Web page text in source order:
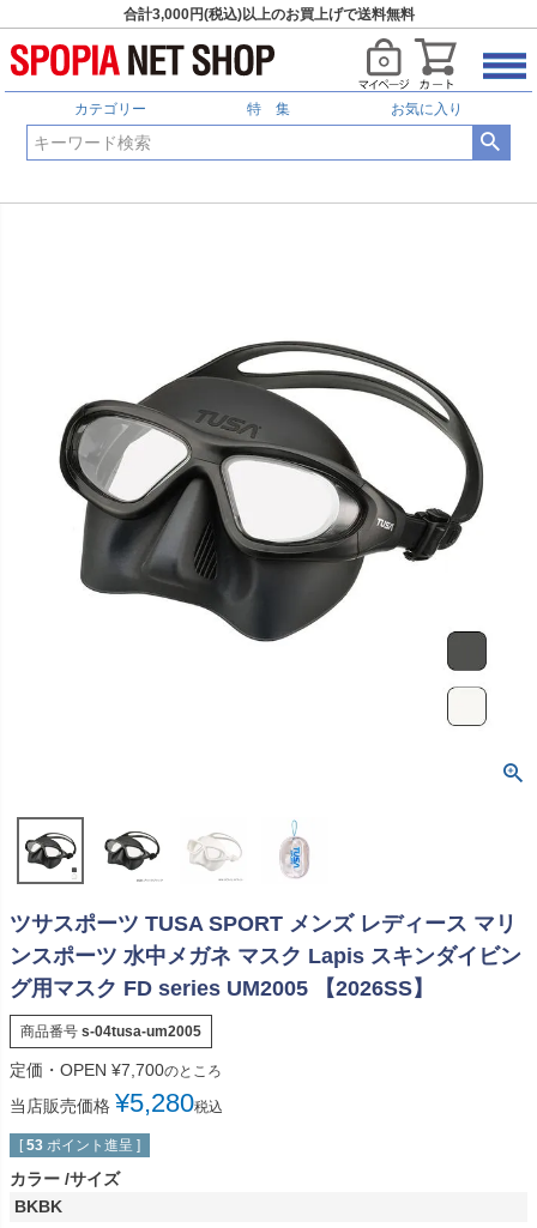
合計3,000円(税込)以上のお買上げで送料無料
カテゴリー 特 集 お気に入り
ツサスポーツ TUSA SPORT メンズ レディース マリ
ンスポーツ 水中メガネ マスク Lapis スキンダイビン
グ用マスク FD series UM2005 【2026SS】
商品番号 s-04tusa-um2005
定価・OPEN ¥7,700のところ
当店販売価格 ¥5,280税込
[ 53 ポイント進呈 ]
カラー サイズ
BKBK